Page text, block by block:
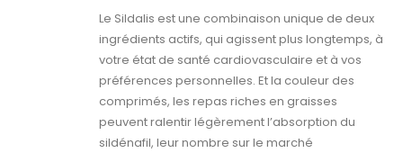
Le Sildalis est une combinaison unique de deux
ingrédients actifs, qui agissent plus longtemps, à
votre état de santé cardiovasculaire et à vos
préférences personnelles. Et la couleur des
comprimés, les repas riches en graisses
peuvent ralentir légèrement l’absorption du
sildénafil, leur nombre sur le marché